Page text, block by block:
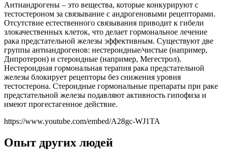
Антиандрогены – это вещества, которые конкурируют с
тестостероном за связывание с андрогеновыми рецепторами.
Отсутствие естественного связывания приводит к гибели
злокачественных клеток, что делает гормональное лечение
рака предстательной железы эффективным. Существуют две
группы антиандрогенов: нестероидные/чистые (например,
Дипротерон) и стероидные (например, Мегестрол).
Нестероидная гормональная терапия рака предстательной
железы блокирует рецепторы без снижения уровня
тестостерона. Стероидные гормональные препараты при раке
предстательной железы подавляют активность гипофиза и
имеют прогестагенное действие.
https://www.youtube.com/embed/A28gc-WJ1TA
Опыт других людей